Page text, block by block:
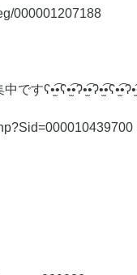
000001207188
す